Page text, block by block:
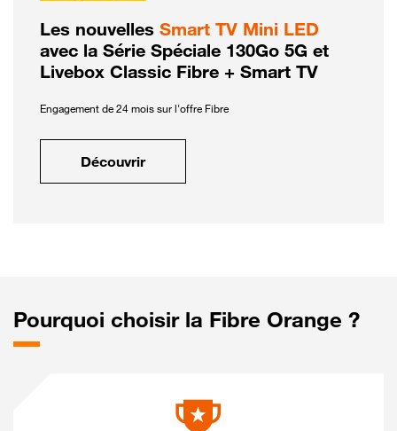
Les nouvelles Smart TV Mini LED
avec la Série Spéciale 130Go 5G et
Livebox Classic Fibre + Smart TV
Engagement de 24 mois sur l'offre Fibre
Découvrir
Pourquoi choisir la Fibre Orange ?